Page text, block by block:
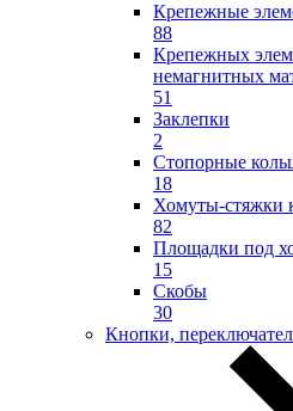
Крепежные
88
Крепежных
немагнитных
51
Заклепки
2
Стопорные
18
Хомуты-стяжки
82
Площадки под
15
Скобы
30
Кнопки,